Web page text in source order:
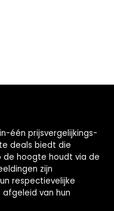
één prijsvergelijkings-
deals biedt die
de hoogte houdt via de
zijn
respectievelijke
van hun